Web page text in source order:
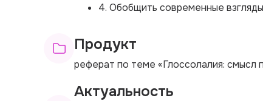
4. Обобщить современные
Продукт
реферат по теме «Глоссолалия: смысл
Актуальность